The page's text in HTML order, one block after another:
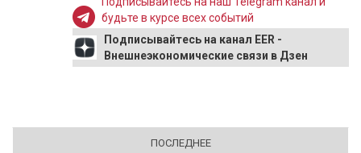
будьте в курсе всех событий
Подписывайтесь на канал EER -
Внешнеэкономические связи в Дзен
ПОСЛЕДНЕЕ